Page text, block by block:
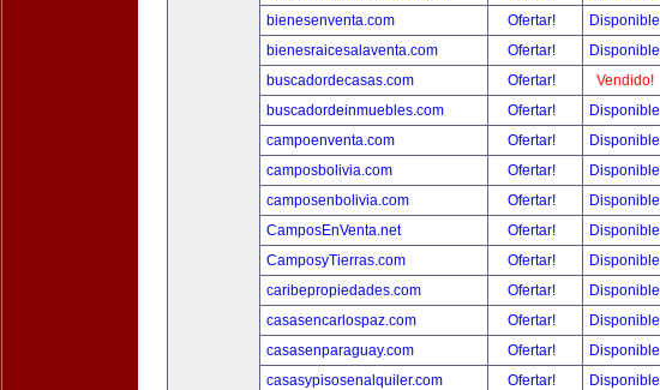
bienesenventa.com
Ofertar!
Disponible
bienesraicesalaventa.com
Ofertar!
Disponible
buscadordecasas.com
Ofertar!
Vendido!
buscadordeinmuebles.com
Ofertar!
Disponible
campoenventa.com
Ofertar!
Disponible
camposbolivia.com
Ofertar!
Disponible
camposenbolivia.com
Ofertar!
Disponible
CamposEnVenta.net
Ofertar!
Disponible
CamposyTierras.com
Ofertar!
Disponible
caribepropiedades.com
Ofertar!
Disponible
casasencarlospaz.com
Ofertar!
Disponible
casasenparaguay.com
Ofertar!
Disponible
casasypisosenalquiler.com
Ofertar!
Disponible